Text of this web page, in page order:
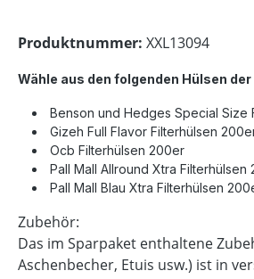
Produktnummer: XXL13094
Wähle aus den folgenden Hülsen der
Benson und Hedges Special Size
Gizeh Full Flavor Filterhülsen
Ocb Filterhülsen 200er
Pall Mall Allround Xtra Filterhülsen
Pall Mall Blau Xtra Filterhülsen
Zubehör:
Das im Sparpaket enthaltene
Aschenbecher, Etuis usw.) ist in